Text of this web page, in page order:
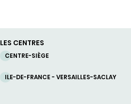
LES CENTRES
CENTRE-SIÈGE
ILE-DE-FRANCE - VERSAILLES-SACLAY